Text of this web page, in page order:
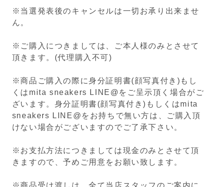
※当選発表後のキャンセルは一切お承り出来ませ
ん。
※ご購入につきましては、ご本人様のみとさせて
頂きます。(代理購入不可)
※商品ご購入の際に身分証明書(顔写真付き)もし
くはmita sneakers LINE@をご呈示頂く場合がご
ざいます。身分証明書(顔写真付き)もしくはmita
sneakers LINE@をお持ちで無い方は、ご購入頂
けない場合がございますのでご了承下さい。
※お支払方法につきましては現金のみとさせて頂
きますので、予めご用意をお願い致します。
※商品受け渡しは、全て当店スタッフのご案内に